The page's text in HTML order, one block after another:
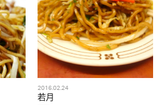
2016.02.24
若月